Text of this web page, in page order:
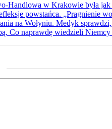
Handlowa w Krakowie była
powstańca. „Pragnienie
na Wołyniu. Medyk
Co naprawdę wiedzieli Niemcy